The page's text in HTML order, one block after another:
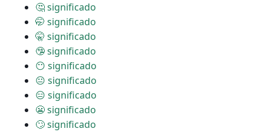
🤔 significado
🤭 significado
🤫 significado
🤥 significado
😶 significado
😐 significado
😑 significado
😬 significado
🙄 significado